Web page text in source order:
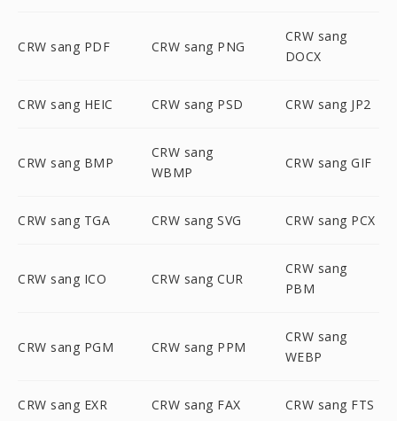
CRW sang PDF CRW sang PNG
CRW sang
DOCX
CRW sang HEIC CRW sang PSD CRW sang JP2
CRW sang BMP
CRW sang
WBMP
CRW sang GIF
CRW sang TGA CRW sang SVG CRW sang PCX
CRW sang ICO CRW sang CUR
CRW sang
PBM
CRW sang PGM CRW sang PPM
CRW sang
WEBP
CRW sang EXR CRW sang FAX CRW sang FTS